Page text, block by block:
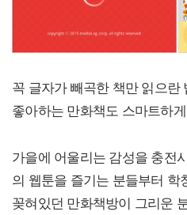
꼭 글자가 빼곡한 책만 읽으란
좋아하는 만화책도 스마트하
가을에 어울리는 감성을 충전
의 웹툰을 즐기는 분들부터 학
꽂혀있던 만화책방이 그리운